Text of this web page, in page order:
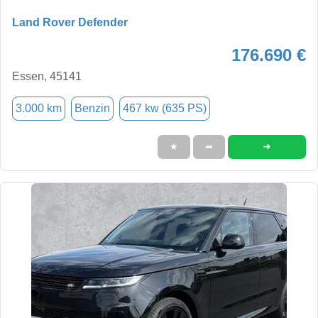
Land Rover Defender
176.690 €
Essen, 45141
3.000 km Benzin 467 kw (635 PS)
★ ➦ ➜